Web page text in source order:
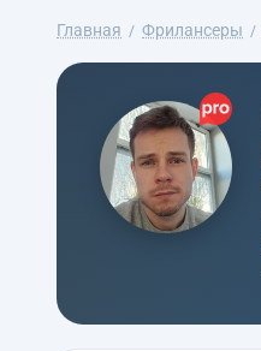
Главная Фрилансеры